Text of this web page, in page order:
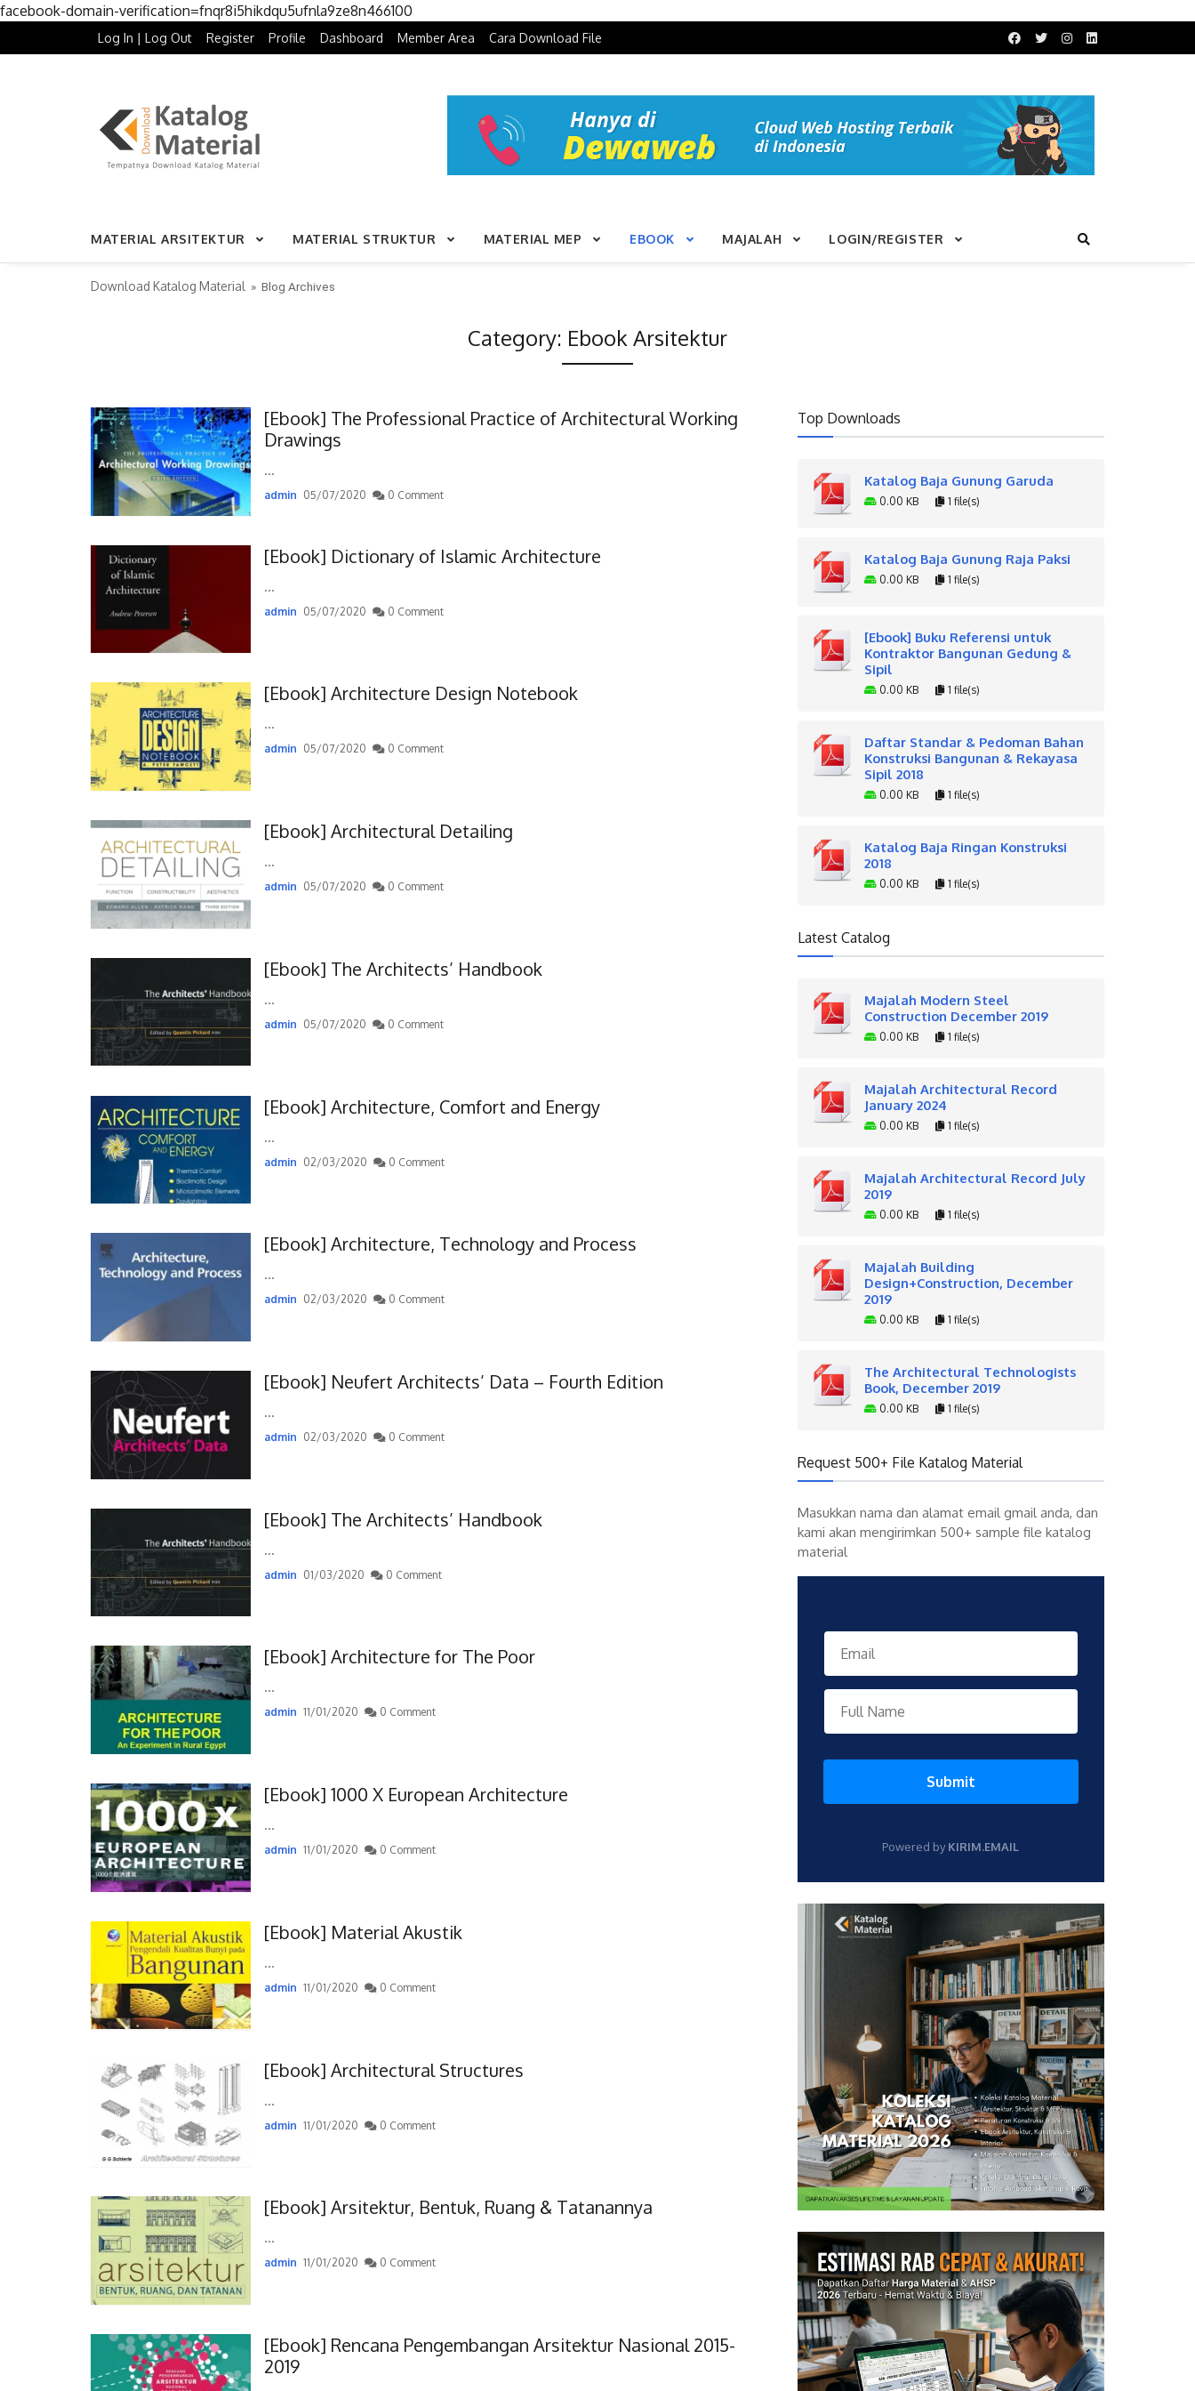
facebook-domain-verification=fnqr8i5hikdqu5ufnla9ze8n466100
Log In | Log Out Register Profile Dashboard Member Area Cara Download File
MATERIAL ARSITEKTUR MATERIAL STRUKTUR MATERIAL MEP EBOOK MAJALAH LOGIN/REGISTER
Download Katalog Material » Blog Archives
Category: Ebook Arsitektur
[Ebook] The Professional Practice of Architectural Working
Drawings
...
admin 05/07/2020 0 Comment
[Ebook] Dictionary of Islamic Architecture
...
admin 05/07/2020 0 Comment
[Ebook] Architecture Design Notebook
...
admin 05/07/2020 0 Comment
[Ebook] Architectural Detailing
...
admin 05/07/2020 0 Comment
[Ebook] The Architects’ Handbook
...
admin 05/07/2020 0 Comment
[Ebook] Architecture, Comfort and Energy
...
admin 02/03/2020 0 Comment
[Ebook] Architecture, Technology and Process
...
admin 02/03/2020 0 Comment
[Ebook] Neufert Architects’ Data – Fourth Edition
...
admin 02/03/2020 0 Comment
[Ebook] The Architects’ Handbook
...
admin 01/03/2020 0 Comment
[Ebook] Architecture for The Poor
...
admin 11/01/2020 0 Comment
[Ebook] 1000 X European Architecture
...
admin 11/01/2020 0 Comment
[Ebook] Material Akustik
...
admin 11/01/2020 0 Comment
[Ebook] Architectural Structures
...
admin 11/01/2020 0 Comment
[Ebook] Arsitektur, Bentuk, Ruang & Tatanannya
...
admin 11/01/2020 0 Comment
[Ebook] Rencana Pengembangan Arsitektur Nasional 2015-
2019
Top Downloads
Katalog Baja Gunung Garuda
0.00 KB 1 file(s)
Katalog Baja Gunung Raja Paksi
0.00 KB 1 file(s)
[Ebook] Buku Referensi untuk
Kontraktor Bangunan Gedung &
Sipil
0.00 KB 1 file(s)
Daftar Standar & Pedoman Bahan
Konstruksi Bangunan & Rekayasa
Sipil 2018
0.00 KB 1 file(s)
Katalog Baja Ringan Konstruksi
2018
0.00 KB 1 file(s)
Latest Catalog
Majalah Modern Steel
Construction December 2019
0.00 KB 1 file(s)
Majalah Architectural Record
January 2024
0.00 KB 1 file(s)
Majalah Architectural Record July
2019
0.00 KB 1 file(s)
Majalah Building
Design+Construction, December
2019
0.00 KB 1 file(s)
The Architectural Technologists
Book, December 2019
0.00 KB 1 file(s)
Request 500+ File Katalog Material
Masukkan nama dan alamat email gmail anda, dan
kami akan mengirimkan 500+ sample file katalog
material
Submit
Powered byKIRIM.EMAIL